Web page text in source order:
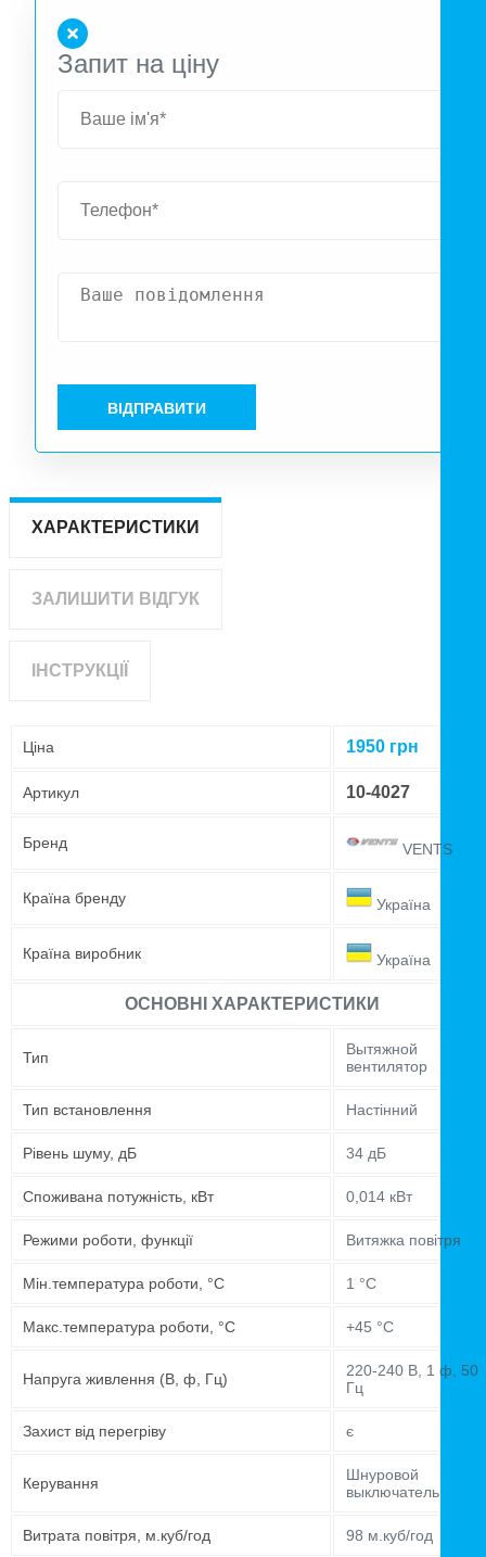
Запит на ціну
ВІДПРАВИТИ
ХАРАКТЕРИСТИКИ
ЗАЛИШИТИ ВІДГУК
ІНСТРУКЦІЇ
Ціна 1950 грн
Артикул 10-4027
Бренд VENTS
Країна бренду Україна
Країна виробник Україна
ОСНОВНІ ХАРАКТЕРИСТИКИ
Тип
Вытяжной
вентилятор
Тип встановлення Настінний
Рівень шуму, дБ 34 дБ
Споживана потужність, кВт 0,014 кВт
Режими роботи, функції Витяжка повітря
Мін.температура роботи, °C 1 °C
Макс.температура роботи, °C +45 °C
Напруга живлення (В, ф, Гц)
220-240 В, 1 ф, 50
Гц
Захист від перегріву є
Керування
Шнуровой
выключатель
Витрата повітря, м.куб/год 98 м.куб/год